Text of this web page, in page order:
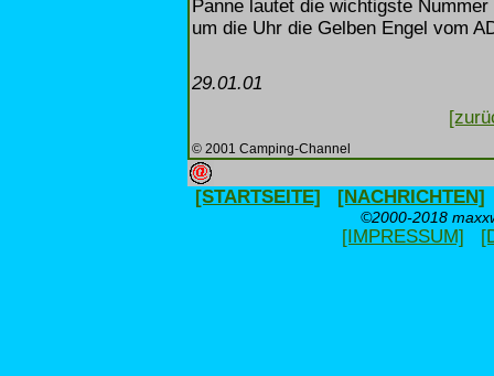
Panne lautet die wichtigste
um die Uhr die Gelben Engel vom
29.01.01
© 2001 Camping-Channel
[STARTSEITE] [NACHRICHTEN]
©2000-2018
[IMPRESSUM]